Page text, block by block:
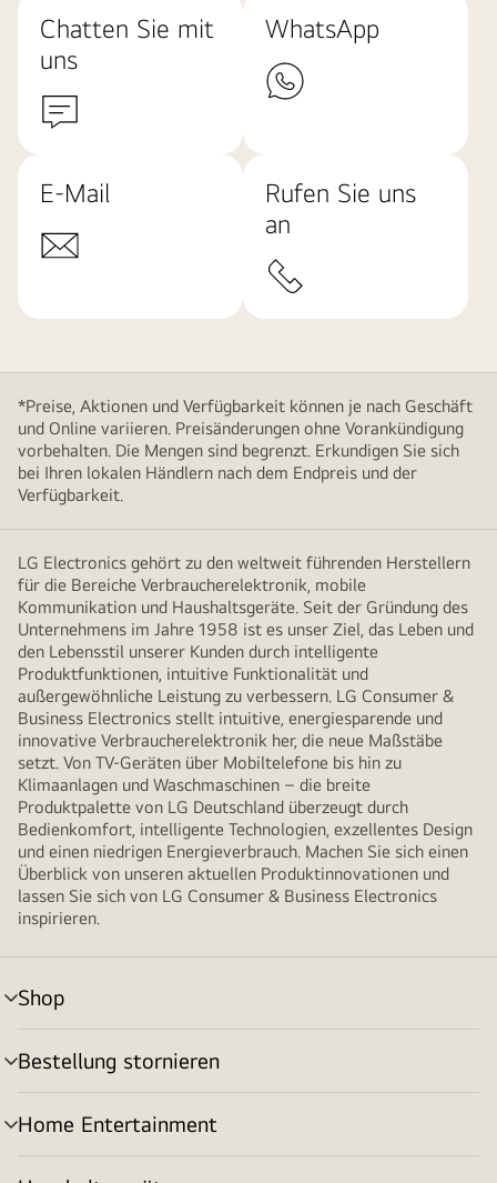
Chatten Sie mit
uns
WhatsApp
E-Mail
Rufen Sie uns
an
*Preise, Aktionen und Verfügbarkeit können je nach Geschäft
und Online variieren. Preisänderungen ohne Vorankündigung
vorbehalten. Die Mengen sind begrenzt. Erkundigen Sie sich
bei Ihren lokalen Händlern nach dem Endpreis und der
Verfügbarkeit.
LG Electronics gehört zu den weltweit führenden Herstellern
für die Bereiche Verbraucherelektronik, mobile
Kommunikation und Haushaltsgeräte. Seit der Gründung des
Unternehmens im Jahre 1958 ist es unser Ziel, das Leben und
den Lebensstil unserer Kunden durch intelligente
Produktfunktionen, intuitive Funktionalität und
außergewöhnliche Leistung zu verbessern. LG Consumer &
Business Electronics stellt intuitive, energiesparende und
innovative Verbraucherelektronik her, die neue Maßstäbe
setzt. Von TV-Geräten über Mobiltelefone bis hin zu
Klimaanlagen und Waschmaschinen – die breite
Produktpalette von LG Deutschland überzeugt durch
Bedienkomfort, intelligente Technologien, exzellentes Design
und einen niedrigen Energieverbrauch. Machen Sie sich einen
Überblick von unseren aktuellen Produktinnovationen und
lassen Sie sich von LG Consumer & Business Electronics
inspirieren.
Shop
Menü
umschalten
Bestellung stornieren
Menü
umschalten
Home Entertainment
Menü
umschalten